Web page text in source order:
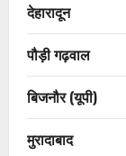
देहारादून
पौड़ी गढ़वाल
बिजनौर (यूपी)
मुरादाबाद